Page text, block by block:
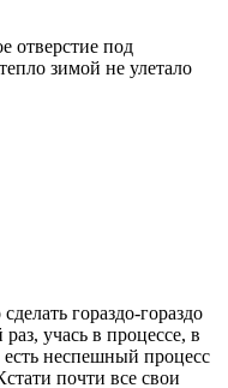
отверстие под
зимой не улетало
гораздо-гораздо
учась в процессе, в
неспешный процесс
почти все свои